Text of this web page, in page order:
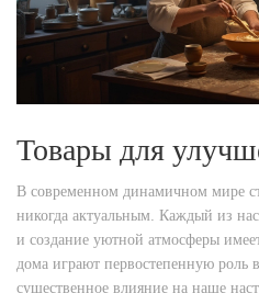
Товары для
В современном динамичном мире
никогда актуальным. Каждый из
и создание уютной атмосферы
дома играют первостепенную роль
существенное влияние на наше